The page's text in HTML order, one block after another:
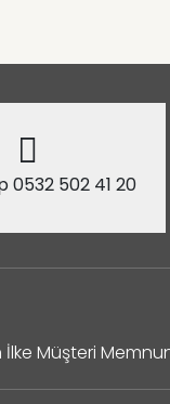
0532 502 41 20
İlke Müşteri